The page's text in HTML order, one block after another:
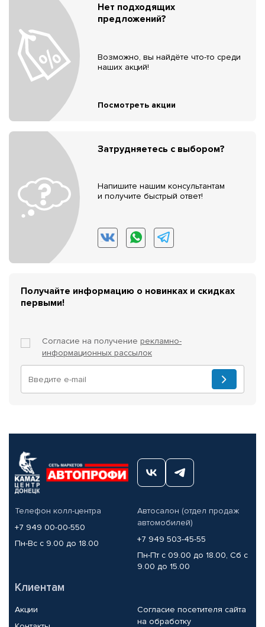
Нет подходящих
предложений?
Возможно, вы найдёте что-то среди
наших акций!
Посмотреть акции
Затрудняетесь с выбором?
Напишите нашим консультантам
и получите быстрый ответ!
Получайте информацию о новинках и скидках
первыми!
Согласие на получение рекламно-
информационных рассылок
Телефон колл-центра
+7 949 00-00-550
Пн-Вс с 9.00 до 18.00
Автосалон (отдел продаж
автомобилей)
+7 949 503-45-55
Пн-Пт с 09.00 до 18.00, Сб с
9.00 до 15.00
Клиентам
Акции
Согласие посетителя сайта
на обработку